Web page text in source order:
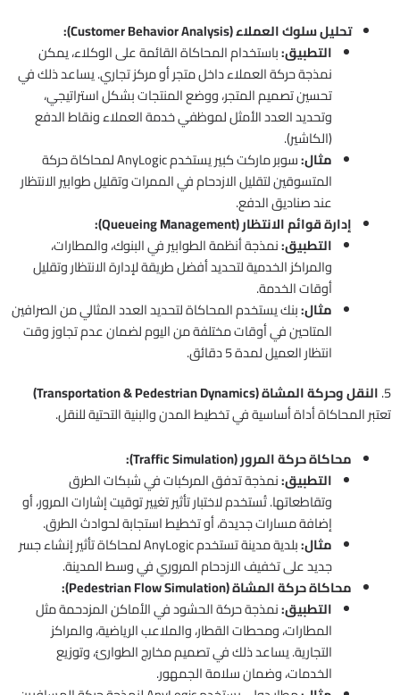
تحليل سلوك العملاء (Customer Behavior Analysis):
التطبيق:باستخدام المحاكاة القائمة على الوكلاء، يمكن
نمذجة حركة العملاء داخل متجر أو مركز تجاري. يساعد ذلك في
تحسين تصميم المتجر، ووضع المنتجات بشكل استراتيجي،
وتحديد العدد الأمثل لموظفي خدمة العملاء ونقاط الدفع
(الكاشير).
مثال:
سوبر ماركت كبير يستخدم AnyLogic لمحاكاة حركة
المتسوقين لتقليل الازدحام في الممرات وتقليل طوابير الانتظار
عند صناديق الدفع.
إدارة قوائم الانتظار (Queueing Management):
التطبيق:نمذجة أنظمة الطوابير في البنوك، والمطارات،
والمراكز الخدمية لتحديد أفضل طريقة لإدارة الانتظار وتقليل
أوقات الخدمة.
مثال:بنك يستخدم المحاكاة لتحديد العدد المثالي من الصرافين
المتاحين في أوقات مختلفة من اليوم لضمان عدم تجاوز وقت
انتظار العميل لمدة 5 دقائق.
5. النقل وحركة المشاة (Transportation & Pedestrian Dynamics)
تعتبر المحاكاة أداة أساسية في تخطيط المدن والبنية التحتية للنقل.
محاكاة حركة المرور (Traffic Simulation):
التطبيق:نمذجة تدفق المركبات في شبكات الطرق
وتقاطعاتها. تُستخدم لاختبار تأثير تغيير توقيت إشارات المرور، أو
إضافة مسارات جديدة، أو تخطيط استجابة لحوادث الطرق.
مثال:
بلدية مدينة تستخدم AnyLogic لمحاكاة تأثير إنشاء جسر
جديد على تخفيف الازدحام المروري في وسط المدينة.
محاكاة حركة المشاة (Pedestrian Flow Simulation):
التطبيق:نمذجة حركة الحشود في الأماكن المزدحمة مثل
المطارات، ومحطات القطار، والملاعب الرياضية، والمراكز
التجارية. يساعد ذلك في تصميم مخارج الطوارئ، وتوزيع
الخدمات، وضمان سلامة الجمهور.